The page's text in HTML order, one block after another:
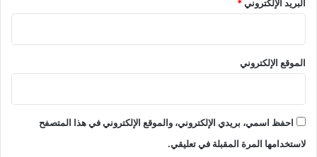
البريد الإلكتروني*
الموقع الإلكتروني
احفظ اسمي، بريدي الإلكتروني، والموقع الإلكتروني في هذا المتصفح
لاستخدامها المرة المقبلة في تعليقي.